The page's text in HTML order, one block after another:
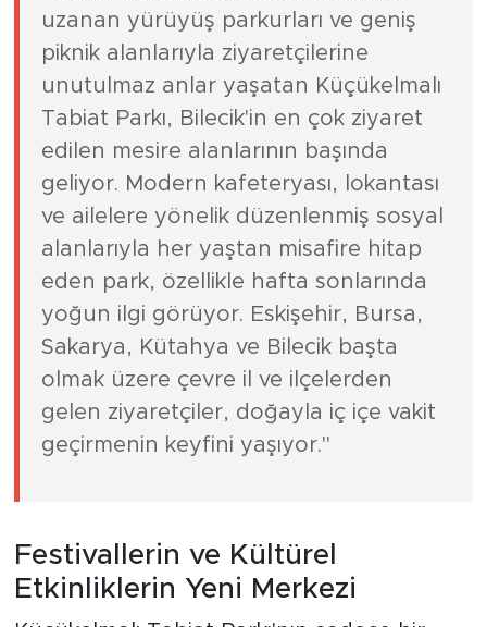
uzanan yürüyüş parkurları ve geniş
piknik alanlarıyla ziyaretçilerine
unutulmaz anlar yaşatan Küçükelmalı
Tabiat Parkı, Bilecik'in en çok ziyaret
edilen mesire alanlarının başında
geliyor. Modern kafeteryası, lokantası
ve ailelere yönelik düzenlenmiş sosyal
alanlarıyla her yaştan misafire hitap
eden park, özellikle hafta sonlarında
yoğun ilgi görüyor. Eskişehir, Bursa,
Sakarya, Kütahya ve Bilecik başta
olmak üzere çevre il ve ilçelerden
gelen ziyaretçiler, doğayla iç içe vakit
geçirmenin keyfini yaşıyor."
Festivallerin ve Kültürel
Etkinliklerin Yeni Merkezi